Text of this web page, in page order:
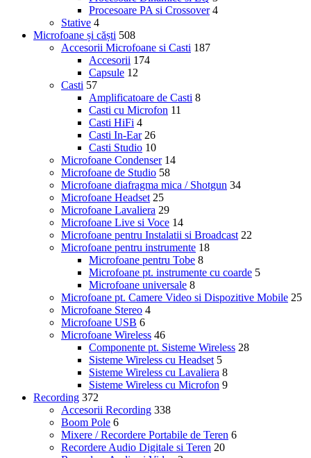
Procesoare PA si Crossover 4
Stative 4
Microfoane și căști 508
Accesorii Microfoane si Casti 187
Accesorii 174
Capsule 12
Casti 57
Amplificatoare de Casti 8
Casti cu Microfon 11
Casti HiFi 4
Casti In-Ear 26
Casti Studio 10
Microfoane Condenser 14
Microfoane de Studio 58
Microfoane diafragma mica / Shotgun 34
Microfoane Headset 25
Microfoane Lavaliera 29
Microfoane Live si Voce 14
Microfoane pentru Instalatii si Broadcast 22
Microfoane pentru instrumente 18
Microfoane pentru Tobe 8
Microfoane pt. instrumente cu coarde 5
Microfoane universale 8
Microfoane pt. Camere Video si Dispozitive Mobile 25
Microfoane Stereo 4
Microfoane USB 6
Microfoane Wireless 46
Componente pt. Sisteme Wireless 28
Sisteme Wireless cu Headset 5
Sisteme Wireless cu Lavaliera 8
Sisteme Wireless cu Microfon 9
Recording 372
Accesorii Recording 338
Boom Pole 6
Mixere / Recordere Portabile de Teren 6
Recordere Audio Digitale si Teren 20